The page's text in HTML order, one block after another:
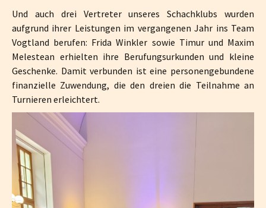
Und auch drei Vertreter unseres Schachklubs wurden
aufgrund ihrer Leistungen im vergangenen Jahr ins Team
Vogtland berufen: Frida Winkler sowie Timur und Maxim
Melestean erhielten ihre Berufungsurkunden und kleine
Geschenke. Damit verbunden ist eine personengebundene
finanzielle Zuwendung, die den dreien die Teilnahme an
Turnieren erleichtert.